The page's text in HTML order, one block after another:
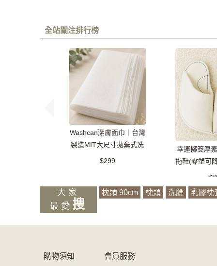
全站關注排行榜
Washcan潔膚面巾｜台灣
製造MIT大尺寸拋棄式洗
臉巾/萬用巾/乾濕兩用
$299
幸運擲筊厚
拖鞋(零塑可
大家
最愛 搜
枕頭 90cm 枕頭 洗臉 乳膠枕
購物須知 會員服務